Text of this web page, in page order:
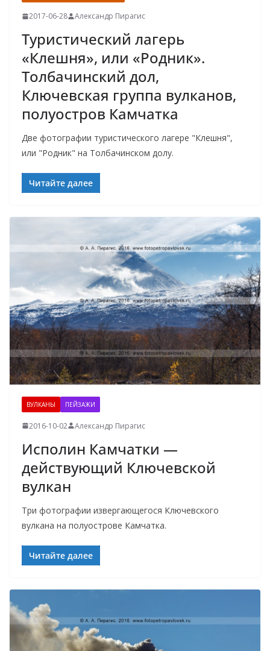
2017-06-28 Александр Пирагис
Туристический лагерь
«Клешня», или «Родник».
Толбачинский дол,
Ключевская группа вулканов,
полуостров Камчатка
Две фотографии туристического лагере "Клешня",
или "Родник" на Толбачинском долу.
Читайте далее
ВУЛКАНЫ ПЕЙЗАЖИ
2016-10-02 Александр Пирагис
Исполин Камчатки —
действующий Ключевской
вулкан
Три фотографии извергающегося Ключевского
вулкана на полуострове Камчатка.
Читайте далее